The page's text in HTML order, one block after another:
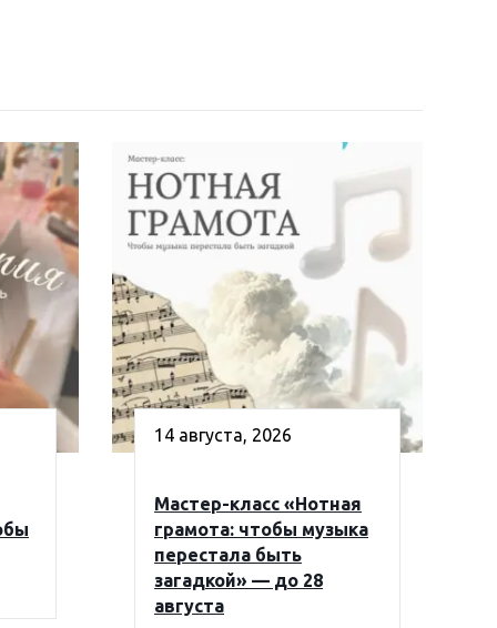
14 августа, 2026
Мастер-класс «Нотная
грамота: чтобы музыка
перестала быть
загадкой» — до 28
августа